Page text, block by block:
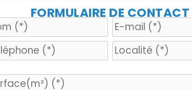
FORMULAIRE DE CONTACT